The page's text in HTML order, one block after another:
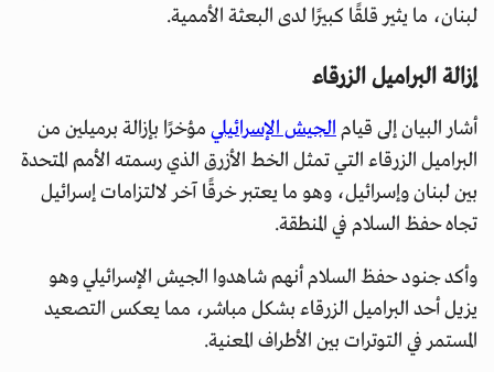
لبنان، ما يثير قلقًا كبيرًا لدى البعثة الأممية.
إزالة البراميل الزرقاء
أشار البيان إلى قيامالجيش الإسرائيلي مؤخرًا بإزالة برميلين من
البراميل الزرقاء التي تمثل الخط الأزرق الذي رسمته الأمم المتحدة
بين لبنان وإسرائيل، وهو ما يعتبر خرقًا آخر لالتزامات إسرائيل
تجاه حفظ السلام في المنطقة.
وأكد جنود حفظ السلام أنهم شاهدوا الجيش الإسرائيلي وهو
يزيل أحد البراميل الزرقاء بشكل مباشر، مما يعكس التصعيد
المستمر في التوترات بين الأطراف المعنية.